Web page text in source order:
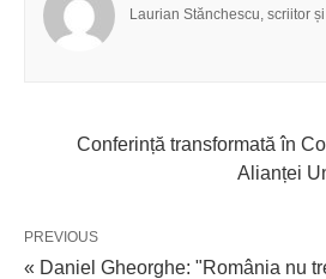
Laurian Stănchescu, scriitor
Conferință transformată în
Alianței
PREVIOUS
« Daniel Gheorghe: "România nu